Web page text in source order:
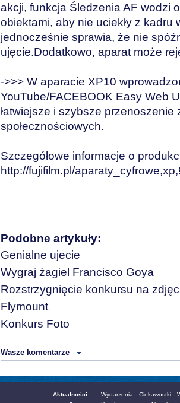
akcji, funkcja Śledzenia AF wodzi
obiektami, aby nie uciekły z kadru
jednocześnie sprawia, że nie
ujęcie.Dodatkowo, aparat może
->>> W aparacie XP10
YouTube/FACEBOOK Easy Web
łatwiejsze i szybsze przenoszenie
społecznościowych.
Szczegółowe informacje o
http://fujifilm.pl/
Podobne artykuły:
Genialne ujecie
Wygraj żagiel Francisco Goya
Rozstrzygnięcie konkursu na
Flymount
Konkurs Foto
Wasze komentarze
Aktualności: Wydarzenia Ciekawostki